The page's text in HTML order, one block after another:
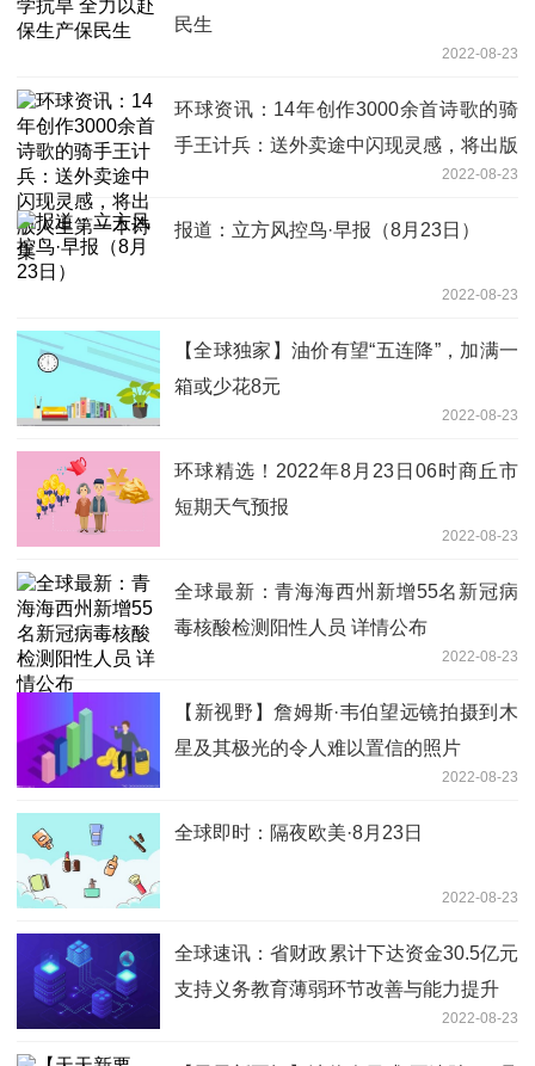
民生
2022-08-23
环球资讯：14年创作3000余首诗歌的骑
手王计兵：送外卖途中闪现灵感，将出版
2022-08-23
报道：立方风控鸟·早报（8月23日）
2022-08-23
【全球独家】油价有望“五连降”，加满一
箱或少花8元
2022-08-23
环球精选！2022年8月23日06时商丘市
短期天气预报
2022-08-23
全球最新：青海海西州新增55名新冠病
毒核酸检测阳性人员 详情公布
2022-08-23
【新视野】詹姆斯·韦伯望远镜拍摄到木
星及其极光的令人难以置信的照片
2022-08-23
全球即时：隔夜欧美·8月23日
2022-08-23
全球速讯：省财政累计下达资金30.5亿元
支持义务教育薄弱环节改善与能力提升
2022-08-23